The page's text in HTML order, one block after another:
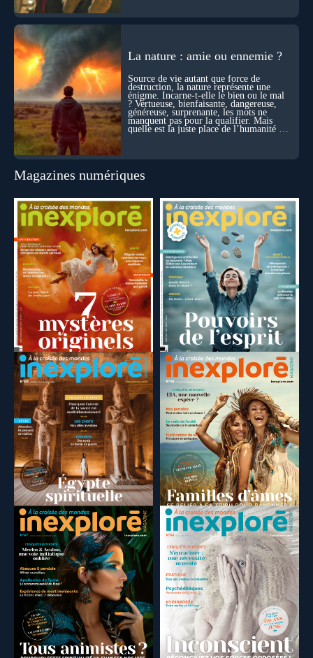
La nature : amie ou ennemie ?
Source de vie autant que force de
destruction, la nature représente une
énigme. Incarne-t-elle le bien ou le mal
? Vertueuse, bienfaisante, dangereuse,
généreuse, surprenante, les mots ne
manquent pas pour la qualifier. Mais
quelle est la juste place de l’humanité au
Magazines numériques